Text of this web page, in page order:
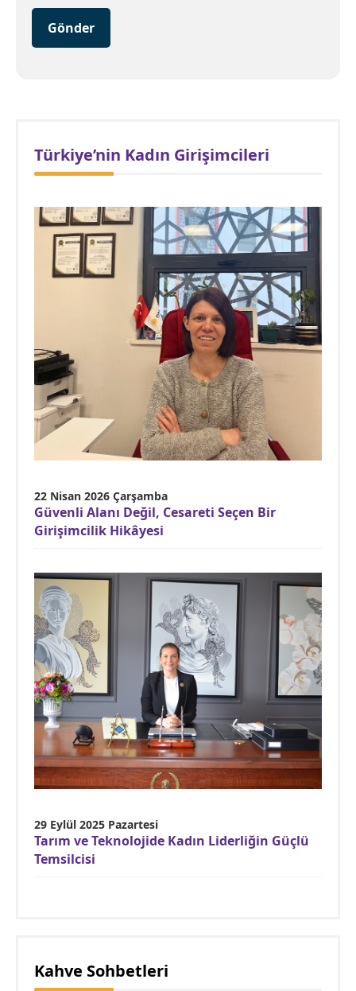
Gönder
Türkiye’nin Kadın Girişimcileri
22 Nisan 2026 Çarşamba
Güvenli Alanı Değil, Cesareti Seçen Bir
Girişimcilik Hikâyesi
29 Eylül 2025 Pazartesi
Tarım ve Teknolojide Kadın Liderliğin Güçlü
Temsilcisi
Kahve Sohbetleri